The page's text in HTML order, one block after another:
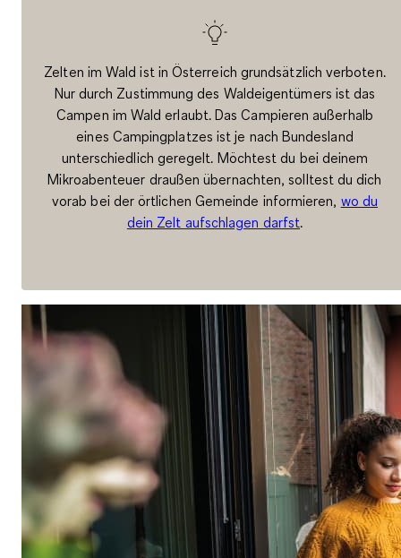
Zelten im Wald ist in Österreich grundsätzlich verboten.
Nur durch Zustimmung des Waldeigentümers ist das
Campen im Wald erlaubt. Das Campieren außerhalb
eines Campingplatzes ist je nach Bundesland
unterschiedlich geregelt. Möchtest du bei deinem
Mikroabenteuer draußen übernachten, solltest du dich
vorab bei der örtlichen Gemeinde informieren, wo du
dein Zelt aufschlagen darfst.